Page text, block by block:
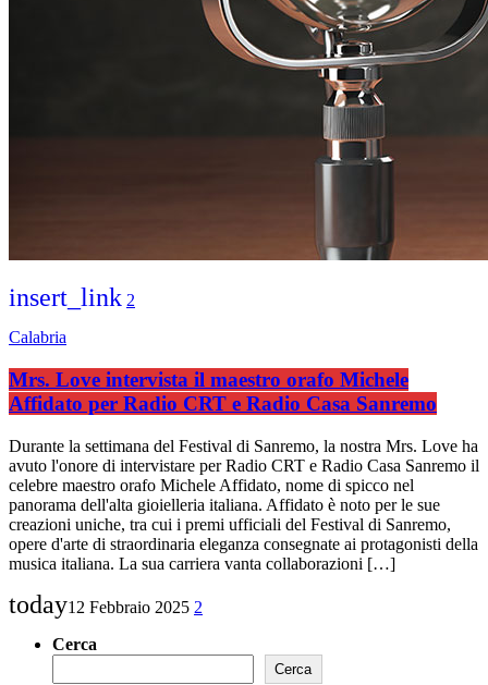
insert_link 2
Calabria
Mrs. Love intervista il maestro orafo Michele
Affidato per Radio CRT e Radio Casa Sanremo
Durante la settimana del Festival di Sanremo, la nostra Mrs. Love ha
avuto l'onore di intervistare per Radio CRT e Radio Casa Sanremo il
celebre maestro orafo Michele Affidato, nome di spicco nel
panorama dell'alta gioielleria italiana. Affidato è noto per le sue
creazioni uniche, tra cui i premi ufficiali del Festival di Sanremo,
opere d'arte di straordinaria eleganza consegnate ai protagonisti della
musica italiana. La sua carriera vanta collaborazioni […]
today12 Febbraio 2025 2
Cerca
Cerca